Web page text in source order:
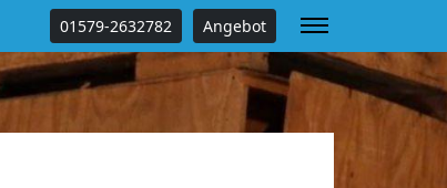
01579-2632782 Angebot